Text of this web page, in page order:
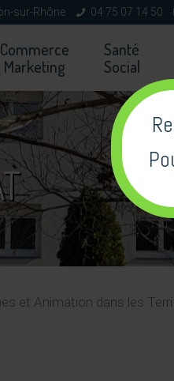
sur-Rhône 04 75 07 14 50
Commerce
Marketing
Santé
Social
et Animation dans les